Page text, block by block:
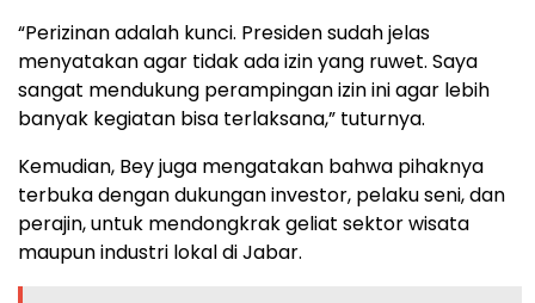
“Perizinan adalah kunci. Presiden sudah jelas
menyatakan agar tidak ada izin yang ruwet. Saya
sangat mendukung perampingan izin ini agar lebih
banyak kegiatan bisa terlaksana,” tuturnya.
Kemudian, Bey juga mengatakan bahwa pihaknya
terbuka dengan dukungan investor, pelaku seni, dan
perajin, untuk mendongkrak geliat sektor wisata
maupun industri lokal di Jabar.